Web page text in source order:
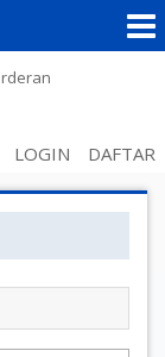
LOGIN DAFTAR